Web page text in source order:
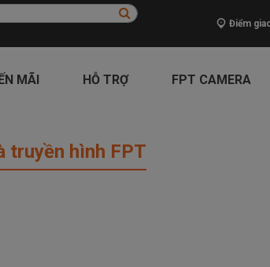
Điểm
MÃI HỖ TRỢ FPT CAMERA
truyền hình FPT